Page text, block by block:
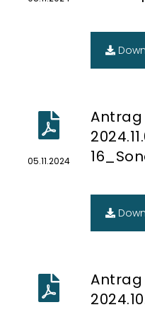
05.11.2024
Antrag
Antrag